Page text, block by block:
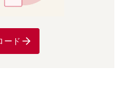
ード